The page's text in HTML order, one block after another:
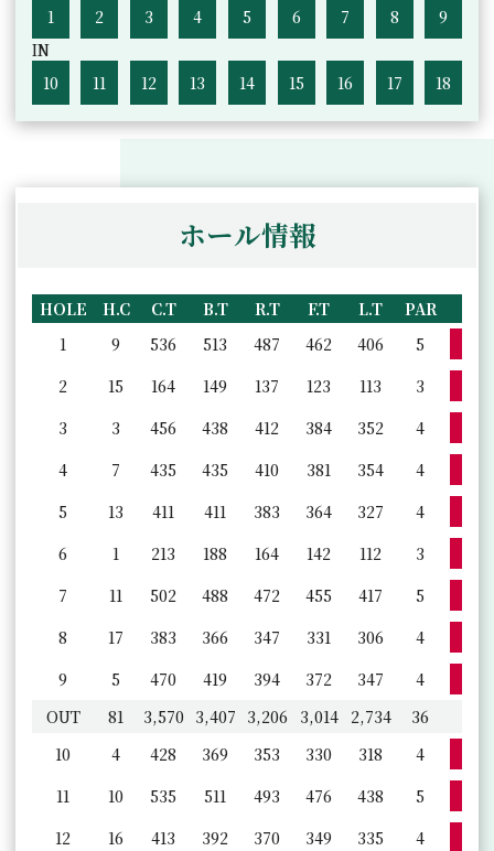
1 2 3 4 5 6 7 8
9
IN
10
11 12 13 14 15 16 17 18
ホール情報
HOLE H.C C.T B.T R.T F.T L.T
PAR
1
9 536 513 487 462 406 5
2
15 164 149 137 123 113 3
3
3 456 438 412 384 352 4
4
7 435 435 410 381 354 4
5
13 411 411 383 364 327 4
6
1 213 188 164 142 112 3
7
11 502 488 472 455 417 5
8
17 383 366 347 331 306 4
9
5 470 419 394 372 347 4
OUT
81 3,570 3,407 3,206 3,014 2,734
36
10
4 428 369 353 330 318 4
11
10 535 511 493 476 438 5
12
16 413 392 370 349 335 4